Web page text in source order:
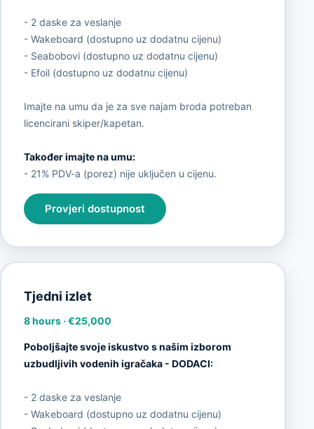
- 2 daske za veslanje
- Wakeboard (dostupno uz dodatnu cijenu)
- Seabobovi (dostupno uz dodatnu cijenu)
- Efoil (dostupno uz dodatnu cijenu)
Imajte na umu da je za sve najam broda potreban
licencirani skiper/kapetan.
Također imajte na umu:
- 21% PDV-a (porez) nije uključen u cijenu.
Provjeri dostupnost
Tjedni izlet
8 hours·€25,000
Poboljšajte svoje iskustvo s našim izborom
uzbudljivih vodenih igračaka - DODACI:
- 2 daske za veslanje
- Wakeboard (dostupno uz dodatnu cijenu)